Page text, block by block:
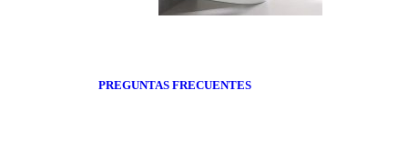
PREGUNTAS FRECUENTES